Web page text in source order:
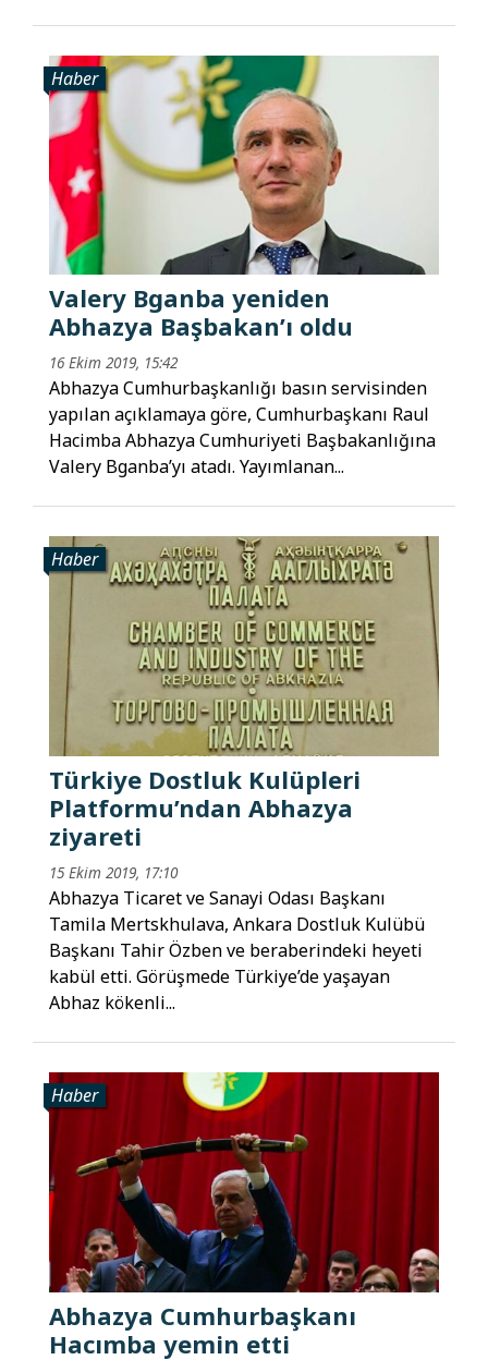
Haber
Valery Bganba yeniden
Abhazya Başbakan’ı oldu
16 Ekim 2019, 15:42
Abhazya Cumhurbaşkanlığı basın servisinden
yapılan açıklamaya göre, Cumhurbaşkanı Raul
Hacimba Abhazya Cumhuriyeti Başbakanlığına
Valery Bganba’yı atadı. Yayımlanan...
Haber
Türkiye Dostluk Kulüpleri
Platformu’ndan Abhazya
ziyareti
15 Ekim 2019, 17:10
Abhazya Ticaret ve Sanayi Odası Başkanı
Tamila Mertskhulava, Ankara Dostluk Kulübü
Başkanı Tahir Özben ve beraberindeki heyeti
kabül etti. Görüşmede Türkiye’de yaşayan
Abhaz kökenli...
Haber
Abhazya Cumhurbaşkanı
Hacımba yemin etti